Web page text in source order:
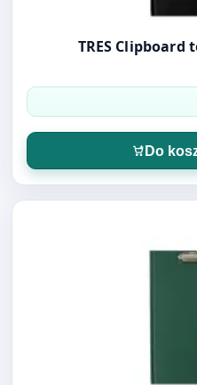
Do
Otwórz produkt: TRES